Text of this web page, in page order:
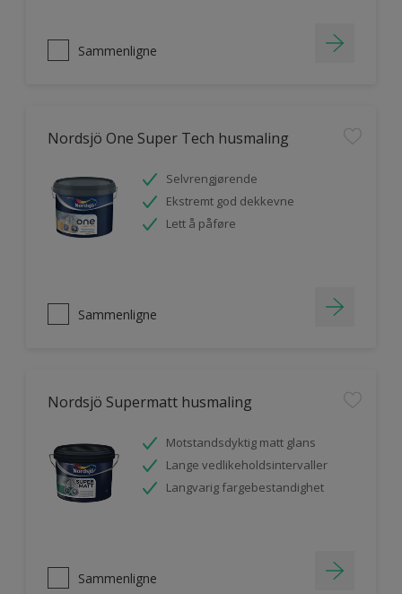
Sammenligne
Nordsjö One Super Tech husmaling
Selvrengjørende
Ekstremt god dekkevne
Lett å påføre
Sammenligne
Nordsjö Supermatt husmaling
Motstandsdyktig matt glans
Lange vedlikeholdsintervaller
Langvarig fargebestandighet
Sammenligne